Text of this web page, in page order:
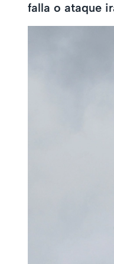
falla o ataque